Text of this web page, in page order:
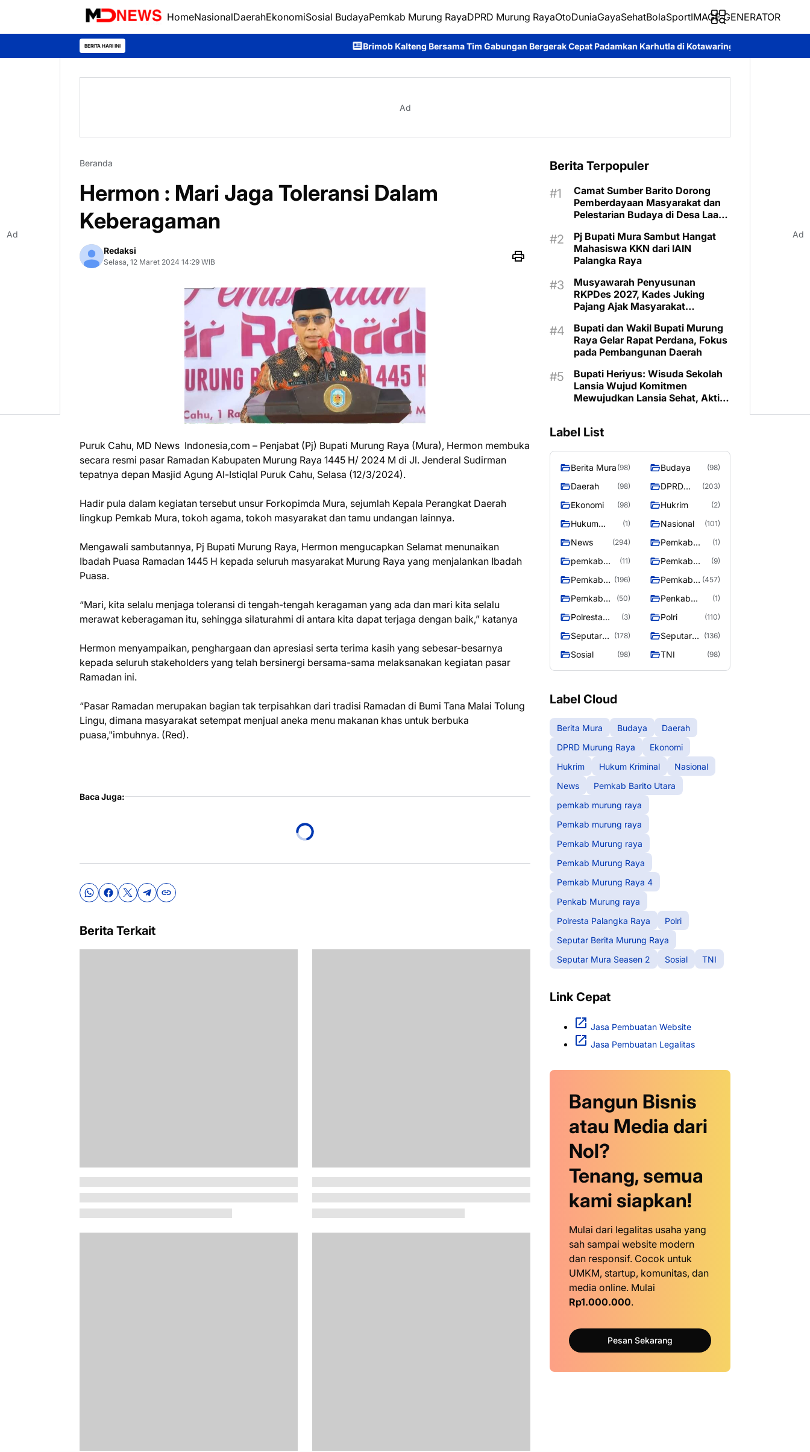
HomeNasionalDaerahEkonomiSosial BudayaPemkab Murung RayaDPRD Murung RayaOtoDuniaGayaSehatBolaSportIMAGE GENERATOR
BERITA HARI INI Brimob Kalteng Bersama Tim Gabungan Bergerak Cepat Padamkan Karhutla di Kotawaringin Timur Pemkab Murung Raya
Ad
Beranda
Hermon : Mari Jaga Toleransi Dalam
Keberagaman
Redaksi
Selasa, 12 Maret 2024 14:29 WIB
Puruk Cahu, MD News Indonesia,com – Penjabat (Pj) Bupati Murung Raya (Mura), Hermon membuka
secara resmi pasar Ramadan Kabupaten Murung Raya 1445 H/ 2024 M di Jl. Jenderal Sudirman
tepatnya depan Masjid Agung Al-Istiqlal Puruk Cahu, Selasa (12/3/2024).
Hadir pula dalam kegiatan tersebut unsur Forkopimda Mura, sejumlah Kepala Perangkat Daerah
lingkup Pemkab Mura, tokoh agama, tokoh masyarakat dan tamu undangan lainnya.
Mengawali sambutannya, Pj Bupati Murung Raya, Hermon mengucapkan Selamat menunaikan
Ibadah Puasa Ramadan 1445 H kepada seluruh masyarakat Murung Raya yang menjalankan Ibadah
Puasa.
“Mari, kita selalu menjaga toleransi di tengah-tengah keragaman yang ada dan mari kita selalu
merawat keberagaman itu, sehingga silaturahmi di antara kita dapat terjaga dengan baik,” katanya
Hermon menyampaikan, penghargaan dan apresiasi serta terima kasih yang sebesar-besarnya
kepada seluruh stakeholders yang telah bersinergi bersama-sama melaksanakan kegiatan pasar
Ramadan ini.
“Pasar Ramadan merupakan bagian tak terpisahkan dari tradisi Ramadan di Bumi Tana Malai Tolung
Lingu, dimana masyarakat setempat menjual aneka menu makanan khas untuk berbuka
puasa,"imbuhnya. (Red).
Baca Juga:
Berita Terkait
Berita Terpopuler
Camat Sumber Barito Dorong
Pemberdayaan Masyarakat dan
Pelestarian Budaya di Desa Laas
Pj Bupati Mura Sambut Hangat
Mahasiswa KKN dari IAIN
Palangka Raya
Musyawarah Penyusunan
RKPDes 2027, Kades Juking
Pajang Ajak Masyarakat
Kebutuhan
Bupati dan Wakil Bupati Murung
Raya Gelar Rapat Perdana, Fokus
pada Pembangunan Daerah
Bupati Heriyus: Wisuda Sekolah
Lansia Wujud Komitmen
Mewujudkan Lansia Sehat, Aktif,
Label List
Berita Mura (98) Budaya (98)
Daerah (98)
DPRD
Raya
(203)
Ekonomi (98) Hukrim (2)
Hukum
(1) Nasional (101)
News (294)
Pemkab
(1)
pemkab
raya
(11)
Pemkab
murung raya
(9)
Pemkab
raya
(196)
Pemkab
Raya
(457)
Pemkab
Raya 4
(50)
Penkab
Murung raya
(1)
Polresta
Raya
(3) Polri (110)
Seputar
Murung
Raya
(178)
Seputar
Seasen 2
(136)
Sosial (98) TNI (98)
Label Cloud
Berita Mura Budaya
Daerah
DPRD Murung Raya
Ekonomi
Hukrim
Hukum Kriminal
Nasional
News
Pemkab Barito Utara
pemkab murung raya
Pemkab murung raya
Pemkab Murung raya
Pemkab Murung Raya
Pemkab Murung Raya 4
Penkab Murung raya
Polresta Palangka Raya
Polri
Seputar Berita Murung Raya
Seputar Mura Seasen 2
Sosial TNI
Link Cepat
Jasa Pembuatan Website
Jasa Pembuatan Legalitas
Bangun Bisnis
atau Media dari
Nol?
Tenang, semua
kami siapkan!
Mulai dari legalitas usaha yang
sah sampai website modern
dan responsif. Cocok untuk
UMKM, startup, komunitas, dan
media online. Mulai
Rp1.000.000.
Pesan Sekarang
Ad Ad